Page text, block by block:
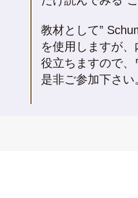
教材として”
を使用しますが
役立ちますので
是非ご参加下さい